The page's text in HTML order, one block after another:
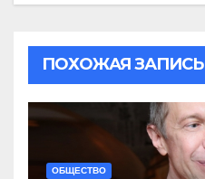
ПОХОЖАЯ ЗАПИСЬ
ОБЩЕСТВО